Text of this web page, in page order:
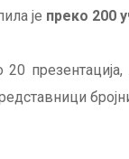
је преко 200